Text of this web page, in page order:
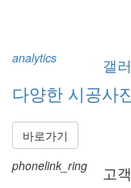
analytics 갤
다양한 시공사
바로가기
phonelink_ring
고